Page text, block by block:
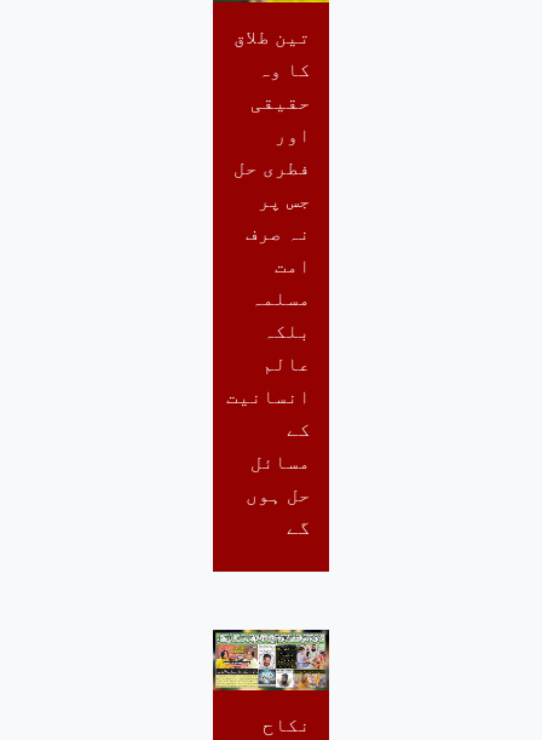
تین طلاق
کا وہ
حقیقی
اور
فطری حل
جس پر
نہ صرف
امت
مسلمہ
بلکہ
عالم
انسانیت
کے
مسائل
حل ہوں
گے
نکاح